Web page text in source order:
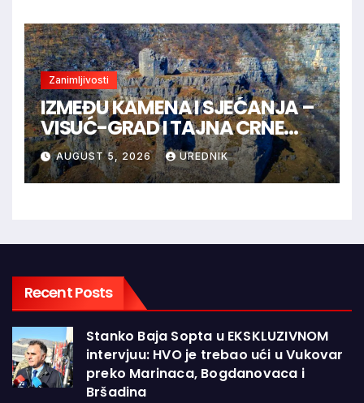
Zanimljivosti
IZMEĐU KAMENA I SJEĆANJA –
VISUĆ-GRAD I TAJNA CRNE
KRALJICE
AUGUST 5, 2026 UREDNIK
Recent Posts
Stanko Baja Sopta u EKSKLUZIVNOM
intervjuu: HVO je trebao ući u Vukovar
preko Marinaca, Bogdanovaca i
Bršadina